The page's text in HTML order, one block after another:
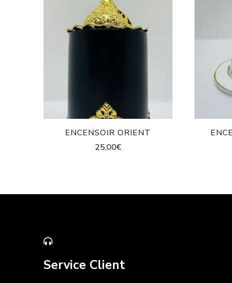
ENCENSOIR ORIENT
25,00€
Service Client